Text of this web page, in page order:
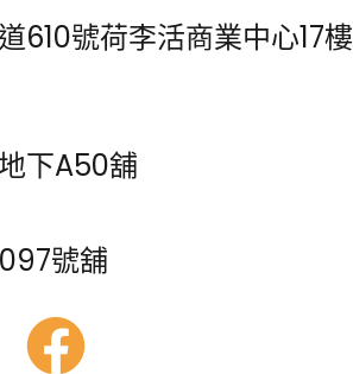
610號荷李活商業中心17樓
下A50舖
號舖